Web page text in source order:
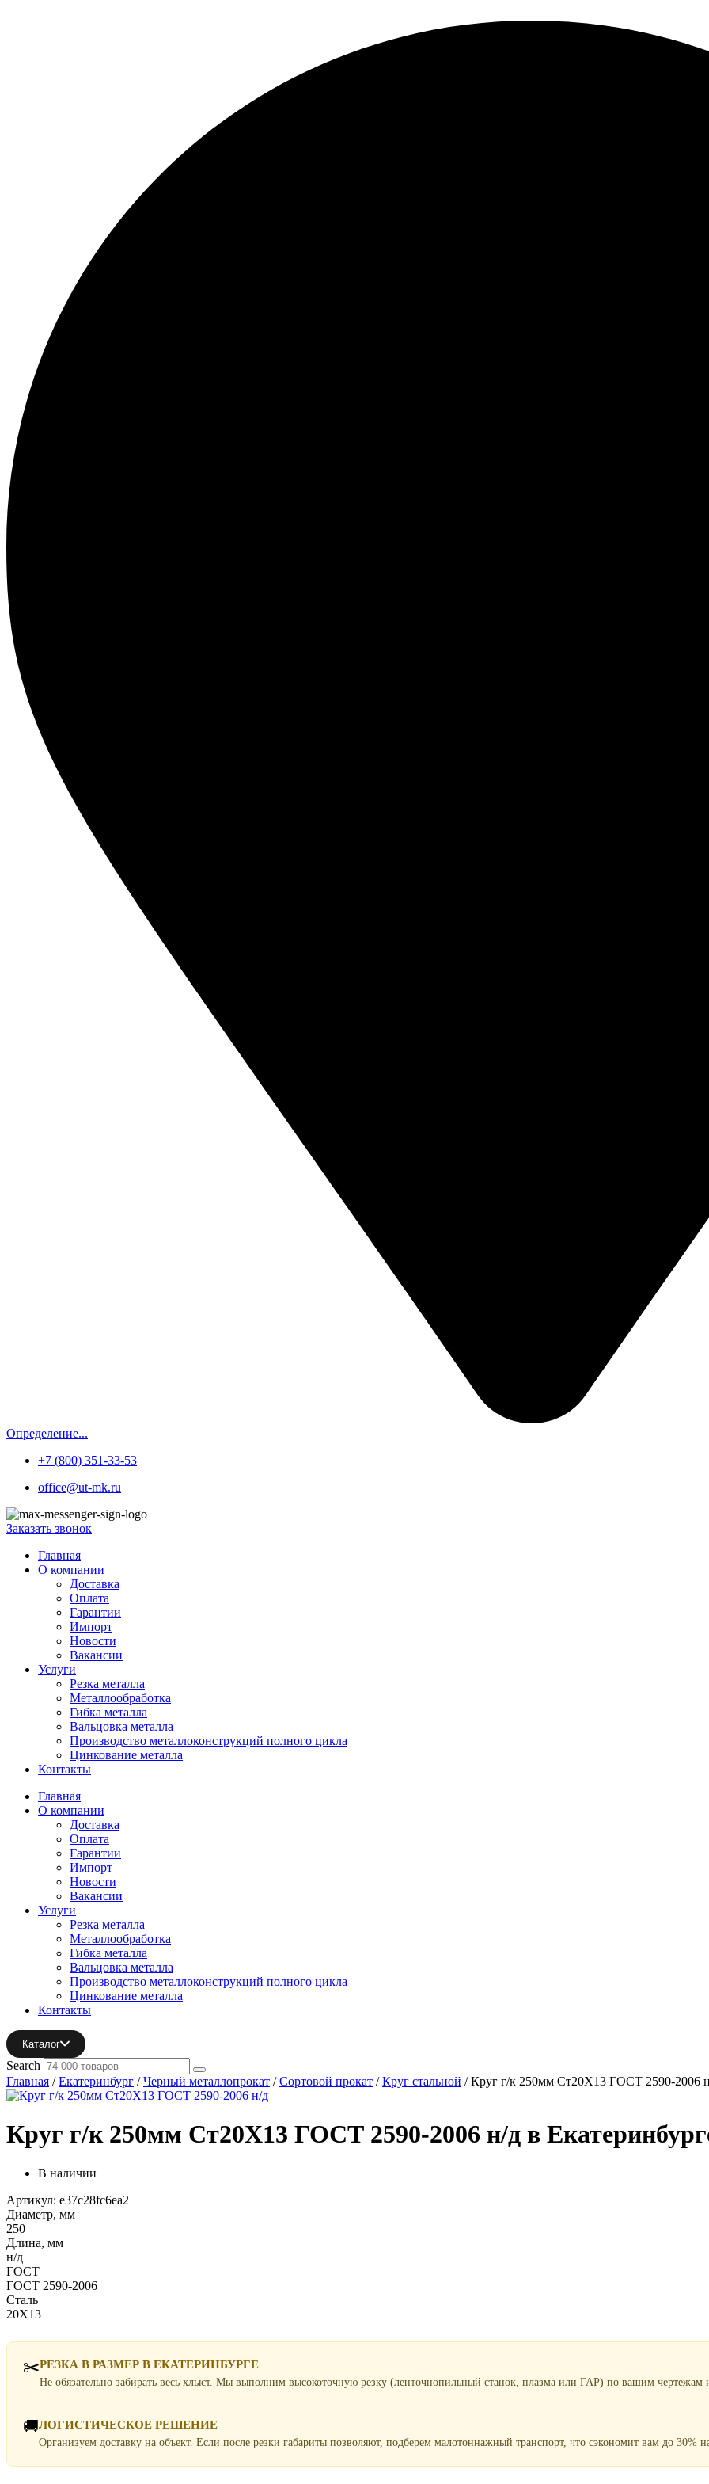
Определение...
+7 (800) 351-33-53
office@ut-mk.ru
Заказать звонок
Главная
О компании
Доставка
Оплата
Гарантии
Импорт
Новости
Вакансии
Услуги
Резка металла
Металлообработка
Гибка металла
Вальцовка металла
Производство металлоконструкций полного цикла
Цинкование металла
Контакты
Главная
О компании
Доставка
Оплата
Гарантии
Импорт
Новости
Вакансии
Услуги
Резка металла
Металлообработка
Гибка металла
Вальцовка металла
Производство металлоконструкций полного цикла
Цинкование металла
Контакты
Каталог
Search
Главная /Екатеринбург /Черный металлопрокат /Сортовой прокат /Круг стальной / Круг г/к 250мм Ст20Х13 ГОСТ 2590-2006
Круг г/к 250мм Ст20Х13 ГОСТ 2590-2006 н/д в
В наличии
Артикул: e37c28fc6ea2
Диаметр, мм
250
Длина, мм
н/д
ГОСТ
ГОСТ 2590-2006
Сталь
20Х13
✂️РЕЗКА В РАЗМЕР В ЕКАТЕРИНБУРГЕ
Не обязательно забирать весь хлыст. Мы выполним высокоточную резку (ленточнопильный станок, плазма или ГАР) по вашим чертежам
🚚ЛОГИСТИЧЕСКОЕ РЕШЕНИЕ
Организуем доставку на объект. Если после резки габариты позволяют, подберем малотоннажный транспорт, что сэкономит вам до 30%